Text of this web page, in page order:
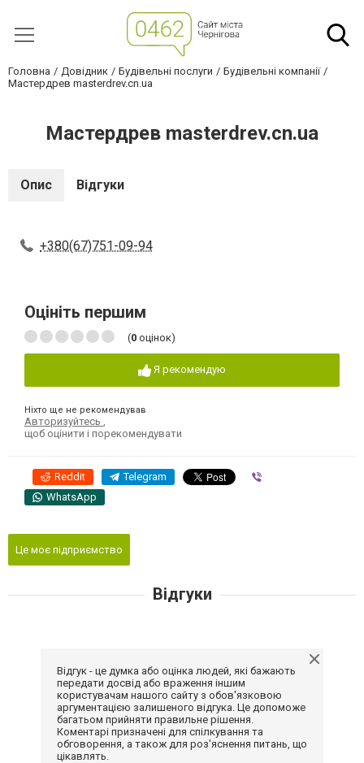
Головна Довідник Будівельні послуги
Будівельні компанії
Мастердрев masterdrev.cn.ua
Мастердрев masterdrev.cn.ua
Опис Відгуки
+380(67)751-09-94
Оцініть першим
(0 оцінок)
Я рекомендую
Ніхто ще не рекомендував
Авторизуйтесь
щоб оцінити і порекомендувати
Reddit Telegram
WhatsApp
Це моє підприємство
Відгуки
Відгук - це думка або оцінка людей, які бажають
передати досвід або враження іншим
користувачам нашого сайту з обов'язковою
аргументацією залишеного відгука. Це допоможе
багатьом прийняти правильне рішення.
Коментарі призначені для спілкування та
обговорення, а також для роз'яснення питань, що
цікавлять.